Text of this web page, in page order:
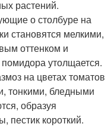
растений.
о столбуре на
становятся мелкими,
оттенком и
утолщается.
на цветах томатов
тонкими, бледными
образуя
пестик короткий.